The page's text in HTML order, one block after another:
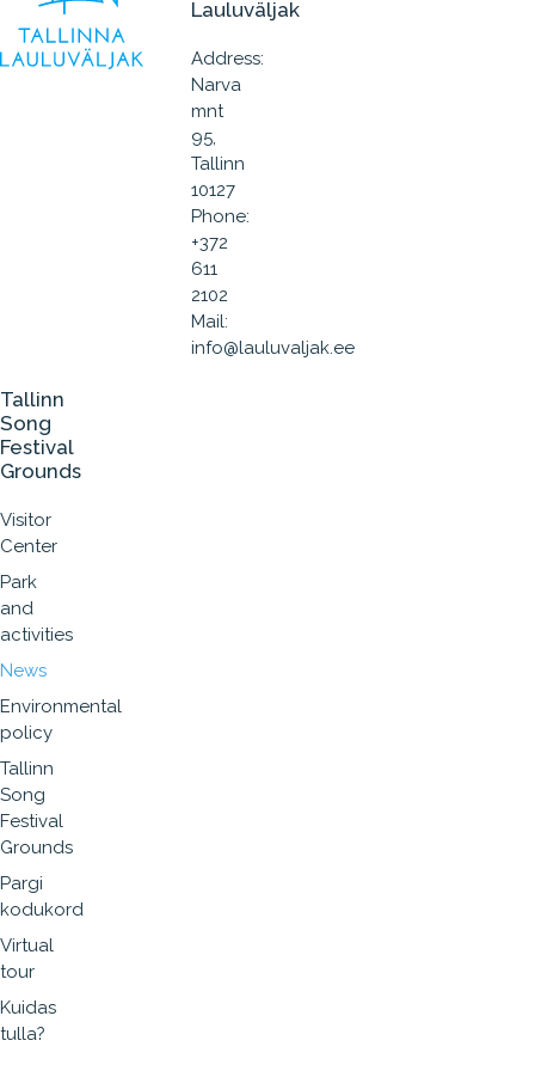
Lauluväljak
Address:
Narva
mnt
95,
Tallinn
10127
Phone:
+372
611
2102
Mail:
info@lauluvaljak.ee
Tallinn
Song
Festival
Grounds
Visitor
Center
Park
and
activities
News
Environmental
policy
Tallinn
Song
Festival
Grounds
Pargi
kodukord
Virtual
tour
Kuidas
tulla?